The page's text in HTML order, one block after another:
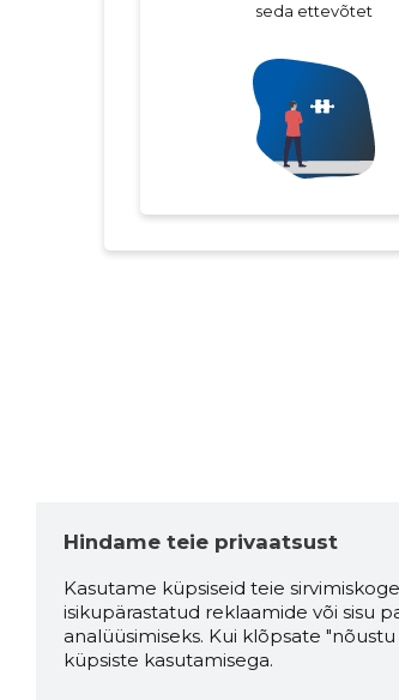
seda ettevõtet
Hindame teie privaatsust
Kasutame küpsiseid teie
isikupärastatud reklaamide või sisu
analüüsimiseks. Kui klõpsate
küpsiste kasutamisega.